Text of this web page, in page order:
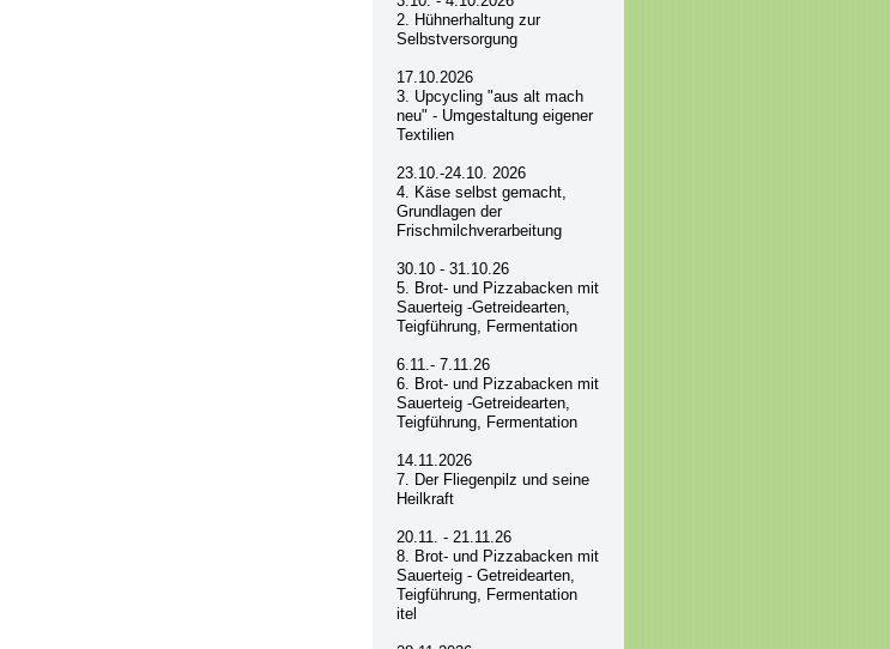
2. Hühnerhaltung zur
Selbstversorgung
17.10.2026
3. Upcycling "aus alt mach
neu" - Umgestaltung eigener
Textilien
23.10.-24.10. 2026
4. Käse selbst gemacht,
Grundlagen der
Frischmilchverarbeitung
30.10 - 31.10.26
5. Brot- und Pizzabacken mit
Sauerteig -Getreidearten,
Teigführung, Fermentation
6.11.- 7.11.26
6. Brot- und Pizzabacken mit
Sauerteig -Getreidearten,
Teigführung, Fermentation
14.11.2026
7. Der Fliegenpilz und seine
Heilkraft
20.11. - 21.11.26
8. Brot- und Pizzabacken mit
Sauerteig - Getreidearten,
Teigführung, Fermentation
itel